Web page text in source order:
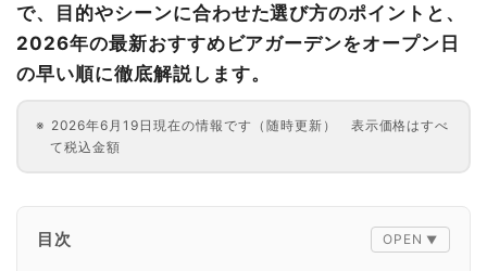
で、目的やシーンに合わせた選び方のポイントと、
2026年の最新おすすめビアガーデンをオープン日
の早い順に徹底解説します。
2026年6月19日現在の情報です（随時更新） 表示価格はすべ
て税込金額
目次